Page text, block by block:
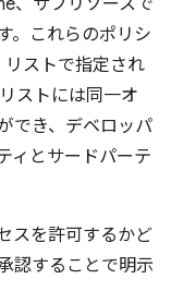
、サブリソースで
。これらのポリシ
ストで指定され
ストには同一オ
でき、デベロッパ
ィとサードパーテ
スを許可するかど
認することで明示